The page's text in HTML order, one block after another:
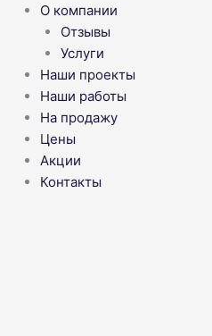
О компании
Отзывы
Услуги
Наши проекты
Наши работы
На продажу
Цены
Акции
Контакты